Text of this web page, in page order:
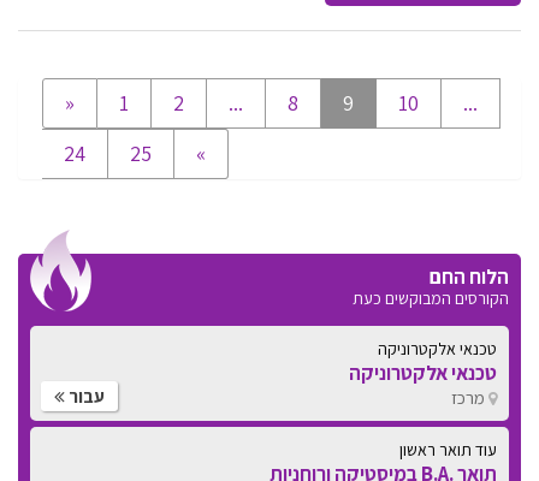
« 1 2 ... 8 9 10
...
24
25 »
הלוח החם
הקורסים המבוקשים כעת
טכנאי אלקטרוניקה
טכנאי אלקטרוניקה
מרכז עבור
עוד תואר ראשון
תואר .B.A במיסטיקה ורוחניות